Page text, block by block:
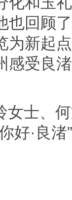
也回顾
为新起
感受良
女士、
好·良